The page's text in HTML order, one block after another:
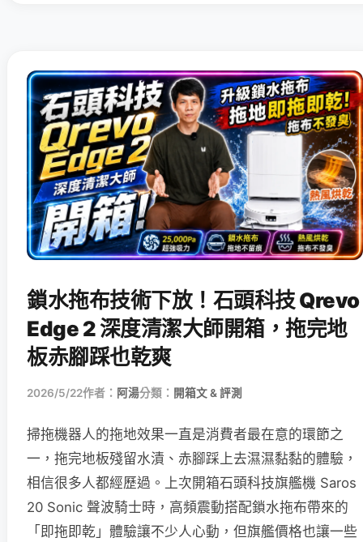
鎖水拖布技術下放！石頭科技 Qrevo
Edge 2 深度清潔大師開箱，拖完地
板赤腳踩也乾爽
2026/5/22作者： 阿湯分類： 開箱文 & 評測
掃拖機器人的拖地效果一直是消費者最在意的環節之
一，拖完地板殘留水漬、赤腳踩上去濕濕黏黏的體驗，
相信很多人都經歷過。上次開箱石頭科技旗艦機 Saros
20 Sonic 聲波騎士時，高頻震動搭配鎖水拖布帶來的
「即拖即乾」體驗讓不少人心動，但旗艦價格也讓一些